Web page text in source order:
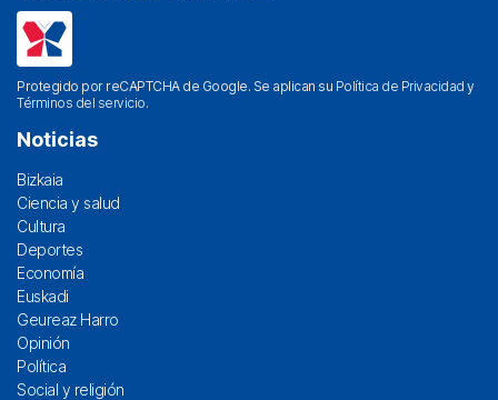
Protegido por reCAPTCHA de Google. Se aplican su Política de Privacidad y
Términos del servicio.
Noticias
Bizkaia
Ciencia y salud
Cultura
Deportes
Economía
Euskadi
Geureaz Harro
Opinión
Política
Social y religión